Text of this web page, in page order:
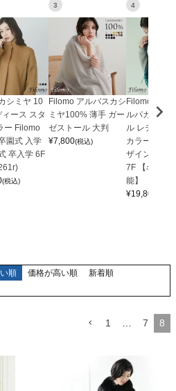
シミヤ 10
ース スタ
ー Filomo
園式 入学
卒入学 6F
(税込)
3
Filomo アルバスカシ
ミヤ100% 薄手 ガー
ゼストール 大判
¥7,800(税込)
4
Filomo カシ
ルパカ 大判
ル レディー
カラー 抗菌
ザイン 内モ
7F 【名入れ
能】
¥19,800
順 価格が高い順
新着順
1 7 8